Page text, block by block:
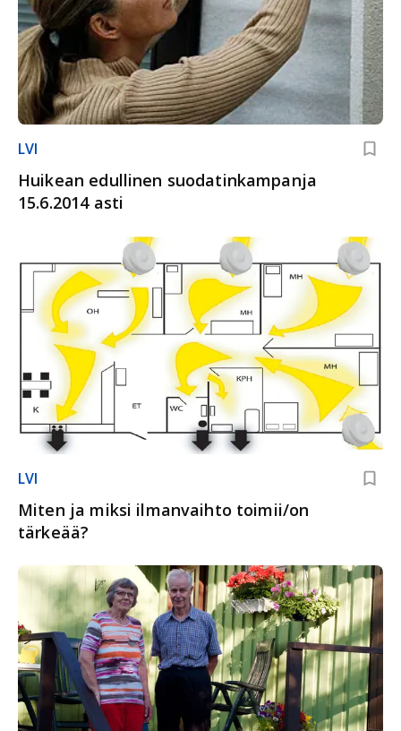
LVI
Huikean edullinen suodatinkampanja
15.6.2014 asti
LVI
Miten ja miksi ilmanvaihto toimii/on
tärkeää?